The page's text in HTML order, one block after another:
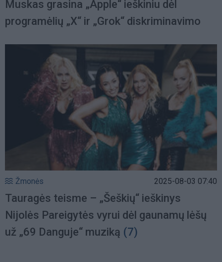
Muskas grasina „Apple“ ieškiniu dėl
programėlių „X“ ir „Grok“ diskriminavimo
Žmonės 2025-08-03 07:40
Tauragės teisme – „Šeškių“ ieškinys
Nijolės Pareigytės vyrui dėl gaunamų lėšų
už „69 Danguje“ muziką (7)